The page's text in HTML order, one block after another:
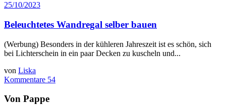
25/10/2023
Beleuchtetes Wandregal selber bauen
(Werbung) Besonders in der kühleren Jahreszeit ist es schön, sich
bei Lichterschein in ein paar Decken zu kuscheln und...
von Liska
Kommentare 54
Von Pappe